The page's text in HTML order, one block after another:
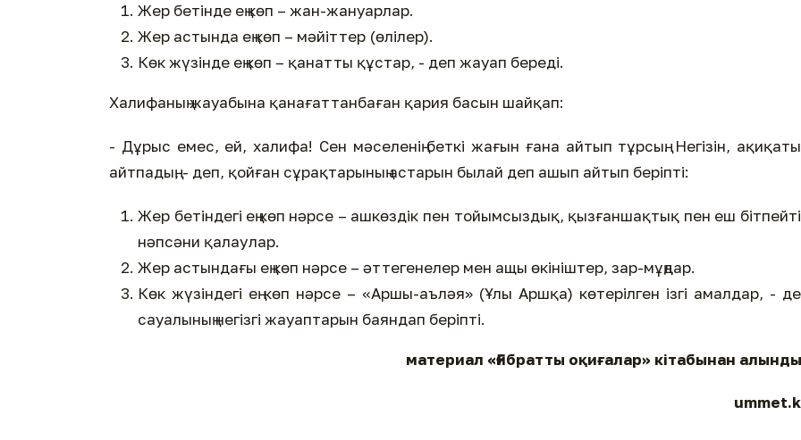
Жер бетінде ең көп – жан-жануарлар.
Жер астында ең көп – мәйіттер (өлілер).
Көк жүзінде ең көп – қанатты құстар, - деп жауап береді.
Халифаның жауабына қанағаттанбаған қария басын шайқап:
- Дұрыс емес, ей, халифа! Сен мәселенің беткі жағын ғана айтып тұрсың. Негізін,
айтпадың, - деп, қойған сұрақтарының астарын былай деп ашып айтып беріпті:
Жер бетіндегі ең көп нәрсе – ашкөздік пен тойымсыздық, қызғаншақтық пен еш
нәпсәни қалаулар.
Жер астындағы ең көп нәрсе – әттегенелер мен ащы өкініштер, зар-мұңдар.
Көк жүзіндегі ең көп нәрсе – «Аршы-аъләя» (Ұлы Аршқа) көтерілген ізгі амалдар, -
сауалының негізгі жауаптарын баяндап беріпті.
материал «Ғибратты оқиғалар» кітабынан